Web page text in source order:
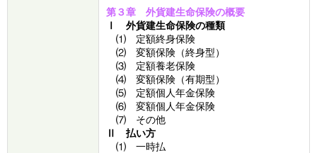
第３章 外貨建生命保険の概要
Ⅰ 外貨建生命保険の種類
⑴ 定額終身保険
⑵ 変額保険（終身型）
⑶ 定額養老保険
⑷ 変額保険（有期型）
⑸ 定額個人年金保険
⑹ 変額個人年金保険
⑺ その他
Ⅱ 払い方
⑴ 一時払